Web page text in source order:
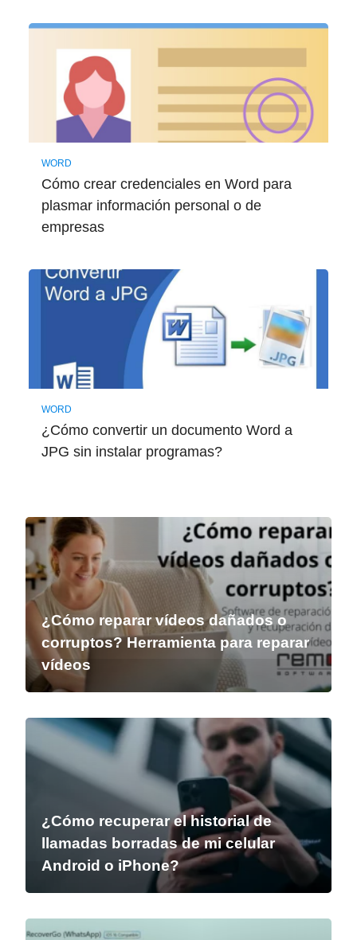
WORD
Cómo crear credenciales en Word para
plasmar información personal o de
empresas
WORD
¿Cómo convertir un documento Word a
JPG sin instalar programas?
¿Cómo reparar vídeos dañados o
corruptos? Herramienta para reparar
vídeos
¿Cómo recuperar el historial de
llamadas borradas de mi celular
Android o iPhone?